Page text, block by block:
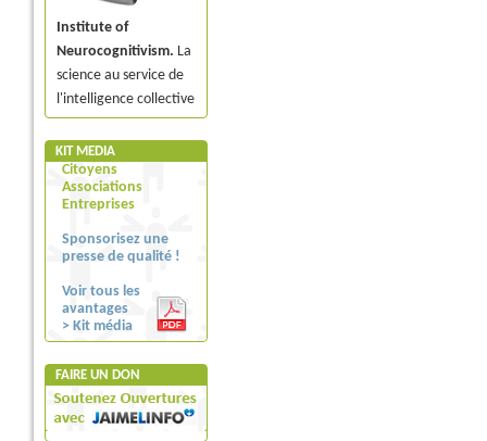
Institute of
Neurocognitivism. La
science au service de
l'intelligence collective
KIT MEDIA
Citoyens
Associations
Entreprises
Sponsorisez une
presse de qualité !
Voir tous les
avantages
> Kit média
FAIRE UN DON